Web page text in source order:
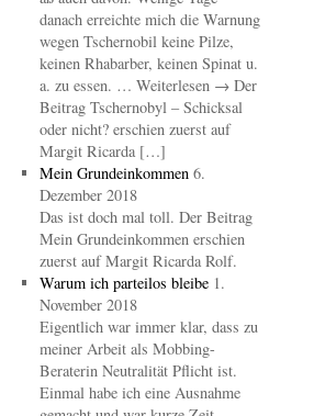
danach erreichte mich die Warnung
wegen Tschernobil keine Pilze,
keinen Rhabarber, keinen Spinat u.
a. zu essen. … Weiterlesen → Der
Beitrag Tschernobyl – Schicksal
oder nicht? erschien zuerst auf
Margit Ricarda […]
Mein Grundeinkommen 6.
Dezember 2018
Das ist doch mal toll. Der Beitrag
Mein Grundeinkommen erschien
zuerst auf Margit Ricarda Rolf.
Warum ich parteilos bleibe 1.
November 2018
Eigentlich war immer klar, dass zu
meiner Arbeit als Mobbing-
Beraterin Neutralität Pflicht ist.
Einmal habe ich eine Ausnahme